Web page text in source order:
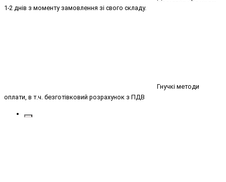
1-2 днів з моменту замовлення зі свого складу.
Гнучкі методи
оплати, в т.ч. безготівковий розрахунок з ПДВ